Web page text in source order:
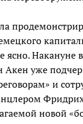
ясно. Накануне
Акен уже
и
новой